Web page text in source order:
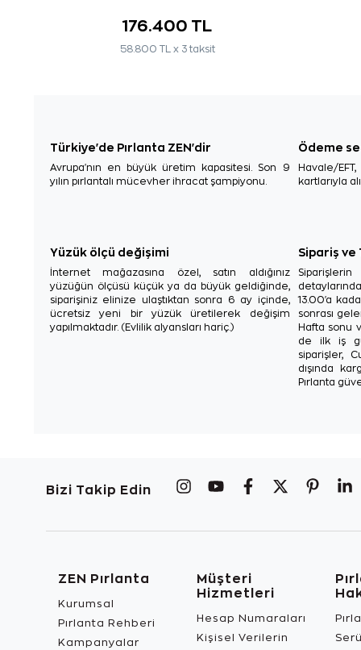
176.400 TL
58.800 TL x 3 taksit
Türkiye'de Pırlanta ZEN'dir
Avrupa'nın en büyük üretim kapasitesi. Son 9
yılın pırlantalı mücevher ihracat şampiyonu.
Ödeme
Havale/
kartlarıyla
Yüzük ölçü değişimi
İnternet mağazasına özel, satın aldığınız
yüzüğün ölçüsü küçük ya da büyük geldiğinde,
siparişiniz elinize ulaştıktan sonra 6 ay içinde,
ücretsiz yeni bir yüzük üretilerek değişim
yapılmaktadır. (Evlilik alyansları hariç.)
Sipariş ve
13.00'a
sonrası
Hafta sonu
de ilk iş
siparişler,
dışında
Pırlanta
Bizi Takip Edin
ZEN Pırlanta
Kurumsal
Pırlanta Rehberi
Kampanyalar
Müşteri
Hizmetleri
Hesap Numaraları
Kişisel Verilerin